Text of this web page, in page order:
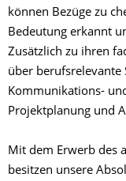
können Bezüge zu
Bedeutung erkannt
Zusätzlich zu ihren
über berufsrelevante
Kommunikations-
Projektplanung und
Mit dem Erwerb des
besitzen unsere